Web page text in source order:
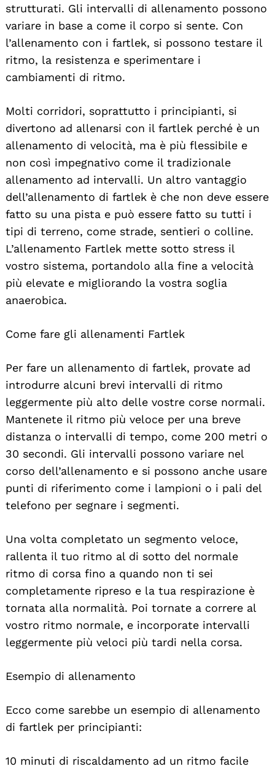
strutturati. Gli intervalli di allenamento possono
variare in base a come il corpo si sente. Con
l’allenamento con i fartlek, si possono testare il
ritmo, la resistenza e sperimentare i
cambiamenti di ritmo.
Molti corridori, soprattutto i principianti, si
divertono ad allenarsi con il fartlek perché è un
allenamento di velocità, ma è più flessibile e
non così impegnativo come il tradizionale
allenamento ad intervalli. Un altro vantaggio
dell’allenamento di fartlek è che non deve essere
fatto su una pista e può essere fatto su tutti i
tipi di terreno, come strade, sentieri o colline.
L’allenamento Fartlek mette sotto stress il
vostro sistema, portandolo alla fine a velocità
più elevate e migliorando la vostra soglia
anaerobica.
Come fare gli allenamenti Fartlek
Per fare un allenamento di fartlek, provate ad
introdurre alcuni brevi intervalli di ritmo
leggermente più alto delle vostre corse normali.
Mantenete il ritmo più veloce per una breve
distanza o intervalli di tempo, come 200 metri o
30 secondi. Gli intervalli possono variare nel
corso dell’allenamento e si possono anche usare
punti di riferimento come i lampioni o i pali del
telefono per segnare i segmenti.
Una volta completato un segmento veloce,
rallenta il tuo ritmo al di sotto del normale
ritmo di corsa fino a quando non ti sei
completamente ripreso e la tua respirazione è
tornata alla normalità. Poi tornate a correre al
vostro ritmo normale, e incorporate intervalli
leggermente più veloci più tardi nella corsa.
Esempio di allenamento
Ecco come sarebbe un esempio di allenamento
di fartlek per principianti:
10 minuti di riscaldamento ad un ritmo facile